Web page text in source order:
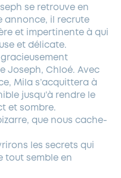
se retrouve en
annonce, il recrute
et impertinente à qui
et délicate.
Joseph, Chloé. Avec
Mila s’acquittera à
jusqu’à rendre le
et sombre.
que nous cache-
les secrets qui
tout semble en